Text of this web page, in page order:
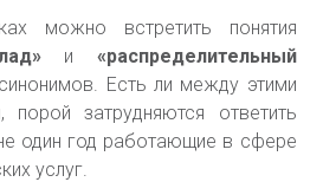
можно встретить понятия
и «распределительный
Есть ли между этими
порой затрудняются ответить
один год работающие в сфере
услуг.